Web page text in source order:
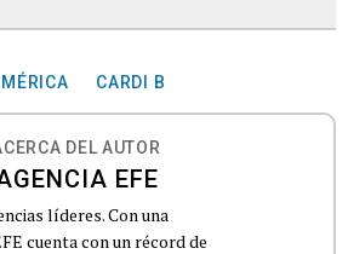
CARDI B
DEL AUTOR
EFE
líderes. Con una
cuenta con un récord de